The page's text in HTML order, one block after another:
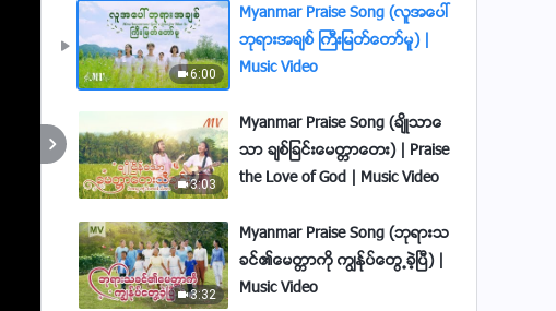
6:00
Myanmar Praise Song (လူအေပၚ
ဘုရားအခ်စ္ ႀကီးျမတ္ေတာ္မူ) |
Music Video
3:03
Myanmar Praise Song (ခ်ိဳသာေ
သာ ခ်စ္ျခင္းေမတၱာေတး) | Praise
the Love of God | Music Video
3:32
Myanmar Praise Song (ဘုရားသ
ခင္၏ေမတၱာကို ကြၽန္ုပ္ေတြ႕ခဲ့ၿပီ) |
Music Video